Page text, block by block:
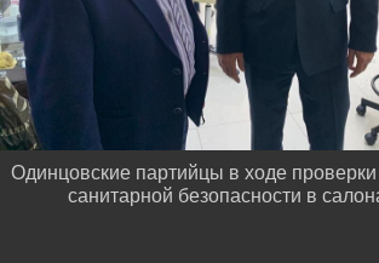
Одинцовские партийцы в ходе
санитарной безопасности в